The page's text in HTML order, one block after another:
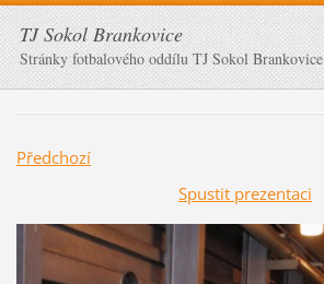
TJ Sokol Brankovice
Stránky fotbalového oddílu TJ Sokol Brankovice
Předchozí
Spustit prezentaci